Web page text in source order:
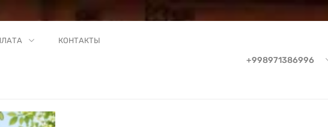
КОНТАКТЫ
+998971386996